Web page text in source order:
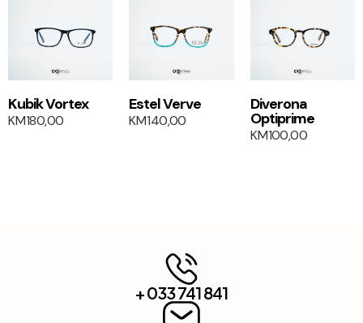
1+1
Kubik Vortex
KM180,00
Estel Verve
KM140,00
1+1
Diverona
Optiprime
KM100,00
+ 033 741 841